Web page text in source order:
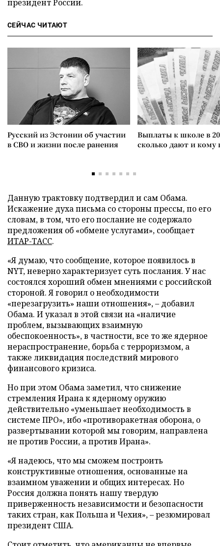
президент России.
СЕЙЧАС ЧИТАЮТ
Русский из Эстонии об участии
в СВО и жизни после ранения
Выплаты к школе в
сколько дают и
Данную трактовку подтвердил и сам Обама.
Искажение духа письма со стороны прессы, по его
словам, в том, что его послание не содержало
предложения об «обмене услугами», сообщает
ИТАР-ТАСС.
«Я думаю, что сообщение, которое появилось в
NYT, неверно характеризует суть послания. У нас
состоялся хороший обмен мнениями с российской
стороной. Я говорил о необходимости
«перезагрузить» наши отношения», – добавил
Обама. И указал в этой связи на «наличие
проблем, вызывающих взаимную
обеспокоенность», в частности, все то же ядерное
нераспространение, борьба с терроризмом, а
также ликвидация последствий мирового
финансового кризиса.
Но при этом Обама заметил, что снижение
стремления Ирана к ядерному оружию
действительно «уменьшает необходимость в
системе ПРО», ибо «противоракетная оборона, о
развертывании которой мы говорим, направлена
не против России, а против Ирана».
«Я надеюсь, что мы сможем построить
конструктивные отношения, основанные на
взаимном уважении и общих интересах. Но
Россия должна понять нашу твердую
приверженность независимости и безопасности
таких стран, как Польша и Чехия», – резюмировал
президент США.